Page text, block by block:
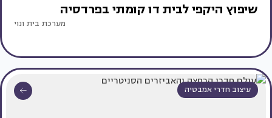
שיפוץ היקפי לבית דו קומתי בפרדסיה
מערכת בית ונוי
עיצוב חדרי אמבטיה